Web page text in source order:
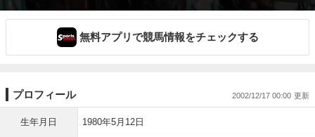
無料アプリで競馬情報をチェックする
プロフィール 2002/12/17 00:00
生年月日 1980年5月12日